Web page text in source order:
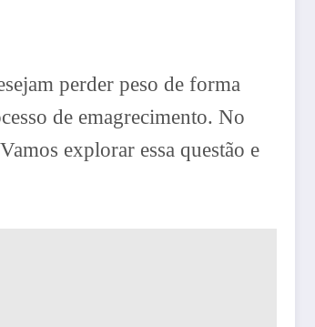
perder peso de forma
de emagrecimento. No
explorar essa questão e